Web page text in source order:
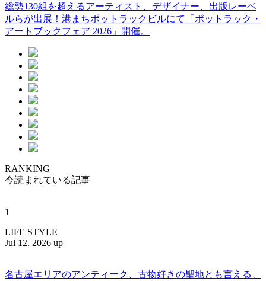
総勢130組を超えるアーティスト、デザイナー、出版レーベ
ルらが出展！港まちポットラックビルにて「ポットラック・
アートブックフェア 2026」開催。
RANKING
今読まれている記事
1
LIFE STYLE
Jul 12. 2026 up
名古屋エリアのアンティーク、古物好きの聖地とも言える、